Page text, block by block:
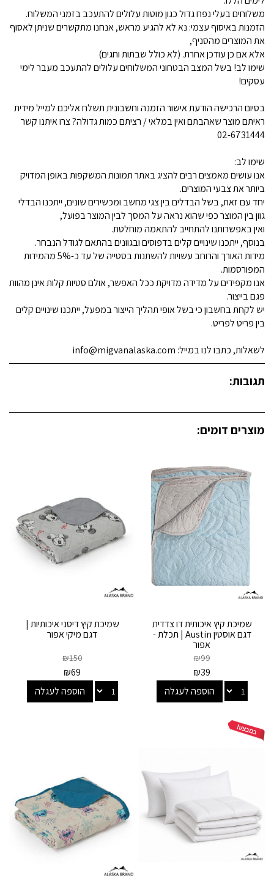
משלוחים בעלי נפח גדול כגון מוטות עלולים להתעכב בזמני המשלוח.
הזמנות באיסוף עצמי: נא לא להגיע מראש, אנחנו מתקשרים שניתן לאסוף
את המוצרים מהסניף,
אלא אם כן עודכן אחרת. (לא כולל שבתות וחגים)
שימו לב! בשל המצב הבטחוני המשלוחים עלולים להתעכב מעבר לימי
עסקים!
בסיום הרכישה הודעת אישור הזמנה וחשבונית תשלח אליכם למייל מידית
ראיתם מוצר שאהבתם ואין במלאי / רציתם כמות גדולה? צרו איתנו קשר
02-6731444
שימו לב:
אנו עושים מאמצים רבים להציג באתר תמונות המשקפות באופן המדויק
ביותר את צבעי המוצרים.
יחד עם זאת, בשל הבדלים בין צגי מחשב ומכשירים שונים, ייתכנו הבדלי
גוון בין המוצר כפי שהוא נראה על המסך לבין המוצר בפועל,
ואין באפשרותנו להתחייב להתאמה מוחלטת.
בנוסף, ייתכנו שינויים קלים בדפוסים ובגוונים בהתאם לגודל הנבחר.
מידות האורך והרוחב עשויות להשתנות בסטייה של עד כ-5% מהמידות
המפורסמות.
אנו מקפידים על מדידה מדויקת ככל האפשר, אולם סטיות קלות אינן מהוות
פגם בייצור.
יש לקחת בחשבון כי בשל אופי תהליך הייצור במפעל, ייתכנו שינויים קלים
בין פריט לפריט.
לשאלות, כתבו לנו במייל: info@migvanalaska.com
תגובות:
מוצרים דומים:
שמיכת קיץ איכותית דו צדדית
דגם אוסטין Austin | תכלת -
אפור
₪99
₪39
הוספה לעגלה
שמיכת קיץ דיסני איכותיות |
דגם מיקי אפור
₪150
₪69
הוספה לעגלה